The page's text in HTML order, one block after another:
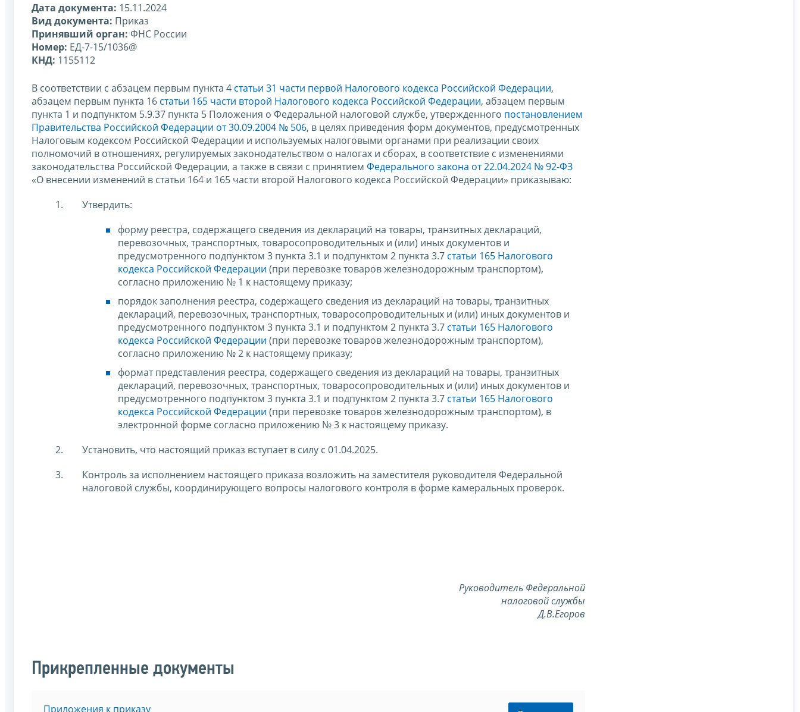
Дата документа: 15.11.2024
Вид документа: Приказ
Принявший орган: ФНС России
Номер: ЕД-7-15/1036@
КНД: 1155112
В соответствии с абзацем первым пункта 4 статьи 31 части первой Налогового кодекса Российской Федерации,
абзацем первым пункта 16 статьи 165 части второй Налогового кодекса Российской Федерации, абзацем первым
пункта 1 и подпунктом 5.9.37 пункта 5 Положения о Федеральной налоговой службе, утвержденного постановлением
Правительства Российской Федерации от 30.09.2004 № 506, в целях приведения форм документов, предусмотренных
Налоговым кодексом Российской Федерации и используемых налоговыми органами при реализации своих
полномочий в отношениях, регулируемых законодательством о налогах и сборах, в соответствие с изменениями
законодательства Российской Федерации, а также в связи с принятием Федерального закона от 22.04.2024 № 92-ФЗ
«О внесении изменений в статьи 164 и 165 части второй Налогового кодекса Российской Федерации» приказываю:
Утвердить:
форму реестра, содержащего сведения из деклараций на товары, транзитных деклараций,
перевозочных, транспортных, товаросопроводительных и (или) иных документов и
предусмотренного подпунктом 3 пункта 3.1 и подпунктом 2 пункта 3.7 статьи 165 Налогового
кодекса Российской Федерации (при перевозке товаров железнодорожным транспортом),
согласно приложению № 1 к настоящему приказу;
порядок заполнения реестра, содержащего сведения из деклараций на товары, транзитных
деклараций, перевозочных, транспортных, товаросопроводительных и (или) иных документов и
предусмотренного подпунктом 3 пункта 3.1 и подпунктом 2 пункта 3.7 статьи 165 Налогового
кодекса Российской Федерации (при перевозке товаров железнодорожным транспортом),
согласно приложению № 2 к настоящему приказу;
формат представления реестра, содержащего сведения из деклараций на товары, транзитных
деклараций, перевозочных, транспортных, товаросопроводительных и (или) иных документов и
предусмотренного подпунктом 3 пункта 3.1 и подпунктом 2 пункта 3.7 статьи 165 Налогового
кодекса Российской Федерации (при перевозке товаров железнодорожным транспортом), в
электронной форме согласно приложению № 3 к настоящему приказу.
Установить, что настоящий приказ вступает в силу c 01.04.2025.
Контроль за исполнением настоящего приказа возложить на заместителя руководителя Федеральной
налоговой службы, координирующего вопросы налогового контроля в форме камеральных проверок.
Руководитель Федеральной
налоговой службы
Д.В.Егоров
Прикрепленные документы
Приложения к приказу